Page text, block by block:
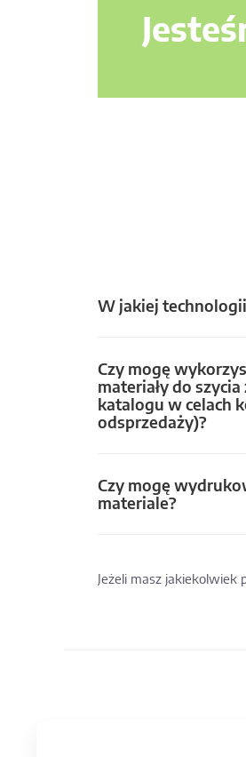
W jakiej
Czy mogę
materiały do
katalogu w celach
odsprzedaży)?
Czy mogę
materiale?
Jeżeli masz jakiekolwiek